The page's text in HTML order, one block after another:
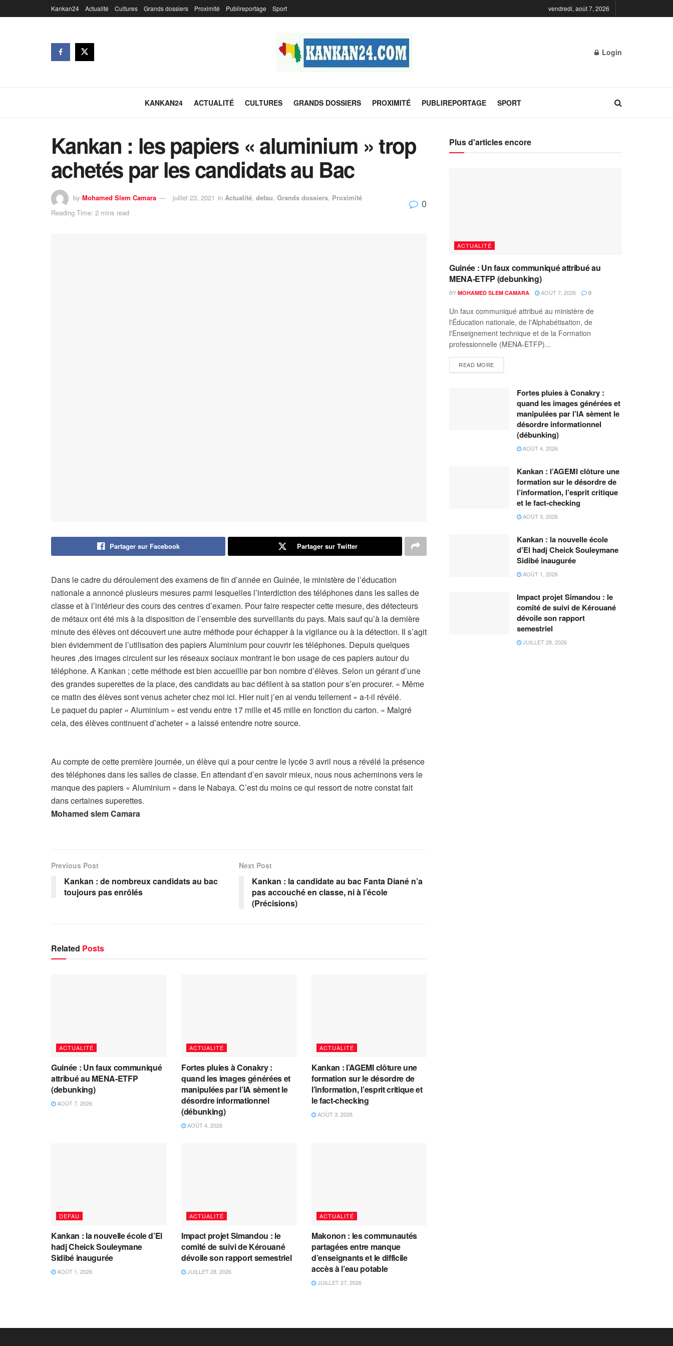
Kankan24 Actualité Cultures Grands dossiers Proximité Publireportage Sport vendredi, août 7, 2026
Login
KANKAN24 ACTUALITÉ CULTURES GRANDS DOSSIERS PROXIMITÉ PUBLIREPORTAGE SPORT
Kankan : les papiers « aluminium » trop
achetés par les candidats au Bac
by Mohamed Slem Camara juillet 23, 2021 in Actualité, defau, Grands dossiers, Proximité
Reading Time: 2 mins read
0
Partager sur Facebook Partager sur Twitter
Dans le cadre du déroulement des examens de fin d’année en Guinée, le ministère de l’éducation
nationale a annoncé plusieurs mesures parmi lesquelles l’interdiction des téléphones dans les salles de
classe et à l’intérieur des cours des centres d’examen. Pour faire respecter cette mesure, des détecteurs
de métaux ont été mis à la disposition de l’ensemble des surveillants du pays. Mais sauf qu’à la dernière
minute des élèves ont découvert une autre méthode pour échapper à la vigilance ou à la détection. Il s’agit
bien évidemment de l’utilisation des papiers Aluminium pour couvrir les téléphones. Depuis quelques
heures ,des images circulent sur les réseaux sociaux montrant le bon usage de ces papiers autour du
téléphone. A Kankan ; cette méthode est bien accueillie par bon nombre d’élèves. Selon un gérant d’une
des grandes superettes de la place, des candidats au bac défilent à sa station pour s’en procurer. « Même
ce matin des élèves sont venus acheter chez moi ici. Hier nuit j’en ai vendu tellement » a-t-il révélé.
Le paquet du papier « Aluminium » est vendu entre 17 mille et 45 mille en fonction du carton. « Malgré
cela, des élèves continuent d’acheter » a laissé entendre notre source.
Au compte de cette première journée, un élève qui a pour centre le lycée 3 avril nous a révélé la présence
des téléphones dans les salles de classe. En attendant d’en savoir mieux, nous nous acheminons vers le
manque des papiers « Aluminium » dans le Nabaya. C’est du moins ce qui ressort de notre constat fait
dans certaines superettes.
Mohamed slem Camara
Previous Post
Kankan : de nombreux candidats au bac
toujours pas enrôlés
Next Post
Kankan : la candidate au bac Fanta Diané n’a
pas accouché en classe, ni à l’école
(Précisions)
Related Posts
ACTUALITÉ
Guinée : Un faux communiqué
attribué au MENA-ETFP
(debunking)
AOÛT 7, 2026
ACTUALITÉ
Fortes pluies à Conakry :
quand les images générées et
manipulées par l’IA sèment le
désordre informationnel
(débunking)
AOÛT 4, 2026
ACTUALITÉ
Kankan : l’AGEMI clôture une
formation sur le désordre de
l’information, l’esprit critique et
le fact-checking
AOÛT 3, 2026
DEFAU
Kankan : la nouvelle école d’El
hadj Cheick Souleymane
Sidibé inaugurée
AOÛT 1, 2026
ACTUALITÉ
Impact projet Simandou : le
comité de suivi de Kérouané
dévoile son rapport semestriel
JUILLET 28, 2026
ACTUALITÉ
Makonon : les communautés
partagées entre manque
d’enseignants et le difficile
accès à l’eau potable
JUILLET 27, 2026
Plus d'articles encore
ACTUALITÉ
Guinée : Un faux communiqué attribué au
MENA-ETFP (debunking)
BY MOHAMED SLEM CAMARA AOÛT 7, 2026 0
Un faux communiqué attribué au ministère de
l'Éducation nationale, de l'Alphabétisation, de
l'Enseignement technique et de la Formation
professionnelle (MENA-ETFP)...
READ MORE
Fortes pluies à Conakry :
quand les images générées et
manipulées par l’IA sèment le
désordre informationnel
(débunking)
AOÛT 4, 2026
Kankan : l’AGEMI clôture une
formation sur le désordre de
l’information, l’esprit critique
et le fact-checking
AOÛT 3, 2026
Kankan : la nouvelle école
d’El hadj Cheick Souleymane
Sidibé inaugurée
AOÛT 1, 2026
Impact projet Simandou : le
comité de suivi de Kérouané
dévoile son rapport
semestriel
JUILLET 28, 2026